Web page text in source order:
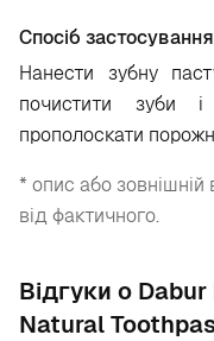
Спосіб застосування
Нанести зубну
почистити зуби
прополоскати
* опис або зовнішній
від фактичного.
Відгуки о
Natural